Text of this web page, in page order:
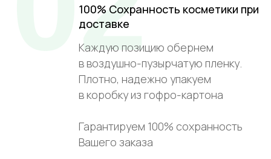
100% Сохранность косметики при
доставке
Каждую позицию обернем
в воздушно-пузырчатую пленку.
Плотно, надежно упакуем
в коробку из гофро-картона
Гарантируем 100% сохранность
Вашего заказа